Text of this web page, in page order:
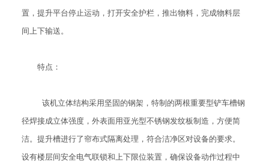
置，提升平台停止运动，打开安全护栏，推出物料，完成物料层
间上下输送。
特点：
该机立体结构采用坚固的钢架，特制的两根重要型铲车槽钢
径焊接成立体强度，外表面用亚光型不锈钢发纹板制造，方便简
洁。提升槽进行了帘布式隔离处理，符合洁净区对设备的要求。
设有楼层间安全电气联锁和上下限位装置，确保设备动作过程中